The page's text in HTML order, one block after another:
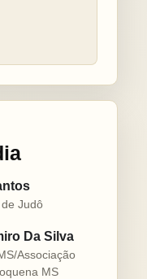
Judô
Da Silva
Associação
MS